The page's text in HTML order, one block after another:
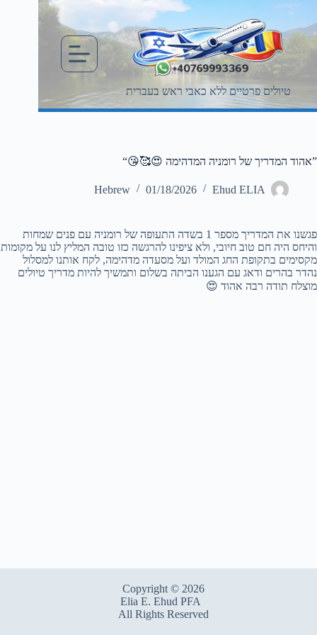
content
טיולים פרטיים ללא כאבי ראש בעברית
”אהוד המדריך של רומניה המדהימה 😍🥰😘“
Ehud ELIA
01/18/2026
Hebrew
פגשנו את המדריך מספר 1 בשדה התעופה של רומניה עם פנים שמחות
והיחס היה חם טוב חיובי, ולא ציפינו להרגשה כזו טובה המליץ לנו על מקומות
מקסימים בתקופת החג המולד ועל מסעדה מדהימה, לקח אותנו למסלול
נהדר בהרים ודאג עם הגענו הביתה בשלום ותמשיך להיות מדריך טיולים
מוצלח תודה רבה אהוד 😍
Copyright © 2026
Elia E. Ehud PFA
All Rights Reserved